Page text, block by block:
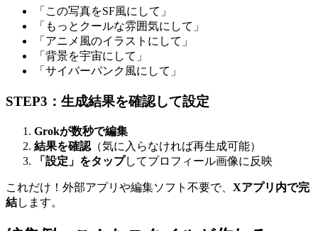
「この写真をSF風にして」
「もっとクールな雰囲気にして」
「アニメ風のイラストにして」
「背景を宇宙にして」
「サイバーパンク風にして」
STEP3：生成結果を確認して設定
Grokが数秒で編集
結果を確認 （気に入らなければ再生成可能）
「設定」をタップしてプロフィール画像に反映
これだけ！外部アプリや編集ソフト不要で、 Xアプリ内で完
結します。